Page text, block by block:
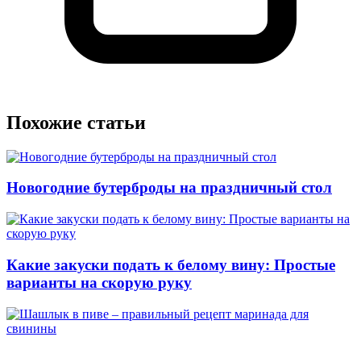
Похожие статьи
Новогодние бутерброды на праздничный стол
Какие закуски подать к белому вину: Простые
варианты на скорую руку